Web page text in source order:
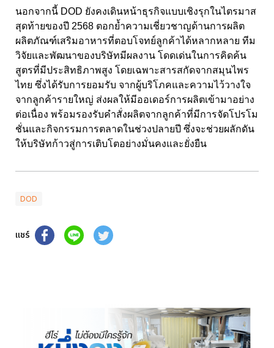
นอกจากนี้ DOD ยังคงเดินหน้าธุรกิจแบบเชิงรุกในไตรมาส
สุดท้ายของปี 2568 ตอกย้ำความเชี่ยวชาญด้านการผลิต
ผลิตภัณฑ์เสริมอาหารที่ตอบโจทย์ลูกค้าได้หลากหลาย ทีม
วิจัยและพัฒนาของบริษัทมีผลงาน โดดเด่นในการคิดค้น
สูตรที่มีประสิทธิภาพสูง โดยเฉพาะสารสกัดจากสมุนไพร
ไทย ซึ่งได้รับการยอมรับ จากผู้บริโภคและความไว้วางใจ
จากลูกค้ารายใหญ่ ส่งผลให้มีออเดอร์การผลิตเข้ามาอย่าง
ต่อเนื่อง พร้อมรองรับคำสั่งผลิตจากลูกค้าที่มีการจัดโปรโม
ชั่นและกิจกรรมการตลาดในช่วงปลายปี ซึ่งจะช่วยผลักดัน
ให้บริษัทก้าวสู่การเติบโตอย่างมั่นคงและยั่งยืน
DOD
แชร์